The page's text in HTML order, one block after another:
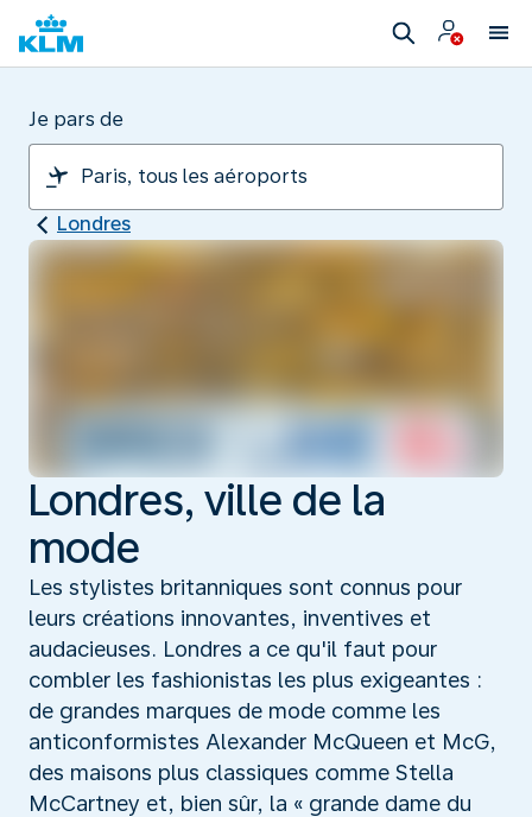
Je pars de
Londres
Londres, ville de la
mode
Les stylistes britanniques sont connus pour
leurs créations innovantes, inventives et
audacieuses. Londres a ce qu'il faut pour
combler les fashionistas les plus exigeantes :
de grandes marques de mode comme les
anticonformistes Alexander McQueen et McG,
des maisons plus classiques comme Stella
McCartney et, bien sûr, la « grande dame du